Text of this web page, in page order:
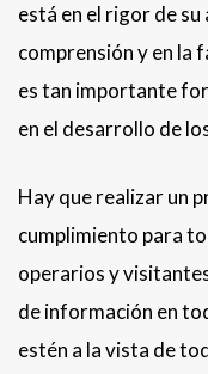
está en el rigor de su
comprensión y en la
es tan importante
en el desarrollo de
Hay que realizar un
cumplimiento para
operarios y
de información en
estén a la vista de